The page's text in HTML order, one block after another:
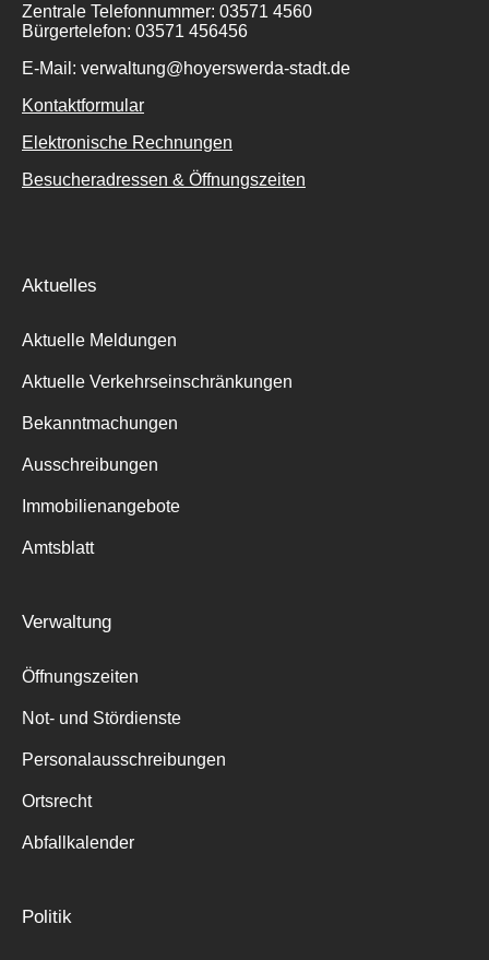
Zentrale Telefonnummer: 03571 4560
Bürgertelefon: 03571 456456
E-Mail: verwaltung@hoyerswerda-stadt.de
Kontaktformular
Elektronische Rechnungen
Besucheradressen & Öffnungszeiten
Aktuelles
Aktuelle Meldungen
Aktuelle Verkehrseinschränkungen
Bekanntmachungen
Ausschreibungen
Immobilienangebote
Amtsblatt
Verwaltung
Öffnungszeiten
Not- und Stördienste
Personalausschreibungen
Ortsrecht
Abfallkalender
Politik